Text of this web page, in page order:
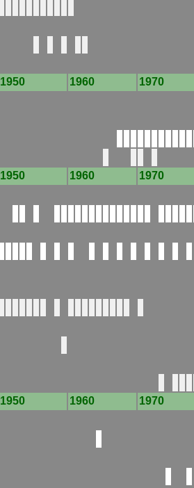
1950 1960 1970
1950 1960 1970
1950 1960 1970